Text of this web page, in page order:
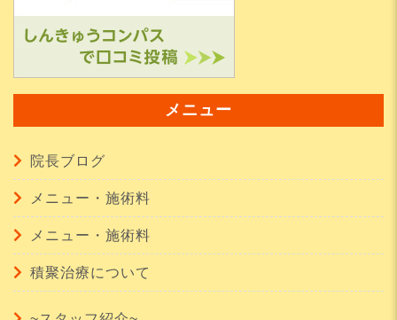
メニュー
院長ブログ
メニュー・施術料
メニュー・施術料
積聚治療について